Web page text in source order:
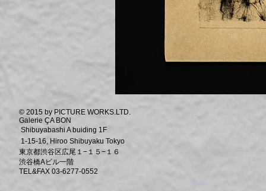
© 2015 by PICTURE WORKS.LTD.
Galerie ÇA BON
Shibuyabashi A buiding 1F
1-15-16, Hiroo Shibuyaku Tokyo
東京都渋谷区広尾１−１５−１６
渋谷橋Aビル一階
TEL&FAX 03-6277-0552